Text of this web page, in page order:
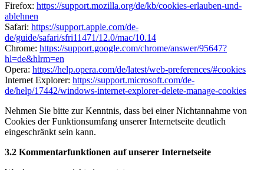
Firefox: https://support.mozilla.org/de/kb/cookies-erlauben-und-
ablehnen
Safari: https://support.apple.com/de-
de/guide/safari/sfri11471/12.0/mac/10.14
Chrome: https://support.google.com/chrome/answer/95647?
hl=de&hlrm=en
Opera: https://help.opera.com/de/latest/web-preferences/#cookies
Internet Explorer: https://support.microsoft.com/de-
de/help/17442/windows-internet-explorer-delete-manage-cookies
Nehmen Sie bitte zur Kenntnis, dass bei einer Nichtannahme von
Cookies der Funktionsumfang unserer Internetseite deutlich
eingeschränkt sein kann.
3.2 Kommentarfunktionen auf unserer Internetseite